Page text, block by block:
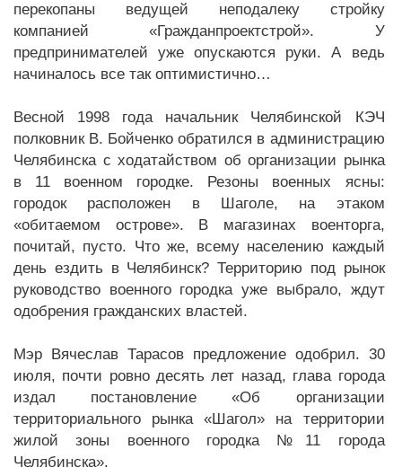
перекопаны ведущей неподалеку стройку
компанией «Гражданпроектстрой». У
предпринимателей уже опускаются руки. А ведь
начиналось все так оптимистично…
Весной 1998 года начальник Челябинской КЭЧ
полковник В. Бойченко обратился в администрацию
Челябинска с ходатайством об организации рынка
в 11 военном городке. Резоны военных ясны:
городок расположен в Шаголе, на этаком
«обитаемом острове». В магазинах военторга,
почитай, пусто. Что же, всему населению каждый
день ездить в Челябинск? Территорию под рынок
руководство военного городка уже выбрало, ждут
одобрения гражданских властей.
Мэр Вячеслав Тарасов предложение одобрил. 30
июля, почти ровно десять лет назад, глава города
издал постановление «Об организации
территориального рынка «Шагол» на территории
жилой зоны военного городка №11 города
Челябинска».